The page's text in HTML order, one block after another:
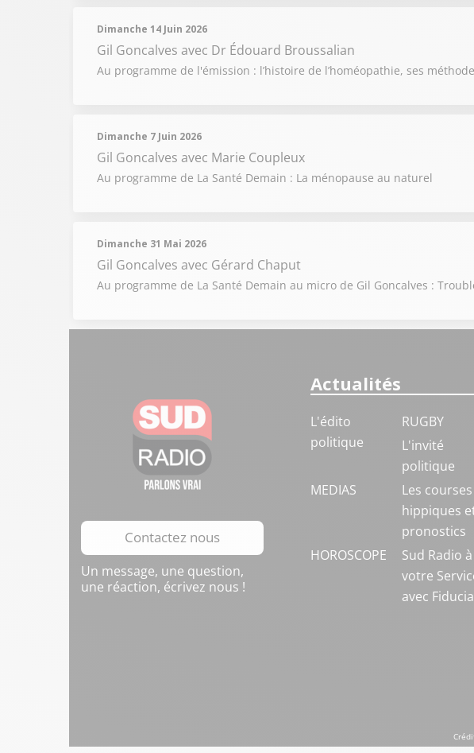
Dimanche 14 Juin 2026
Gil Goncalves avec Dr Édouard Broussalian
Au programme de l'émission : l’histoire de l’homéopathie, ses
Dimanche 7 Juin 2026
Gil Goncalves avec Marie Coupleux
Au programme de La Santé Demain : La ménopause au naturel
Dimanche 31 Mai 2026
Gil Goncalves avec Gérard Chaput
Au programme de La Santé Demain au micro de Gil Goncalves :
Contactez nous
Un message, une question,
une réaction, écrivez nous !
Actualités
L'édito
politique
RUGBY
L'invité
politique
MEDIAS
Les courses
hippiques
pronostics
HOROSCOPE
Sud Radio à
votre
avec